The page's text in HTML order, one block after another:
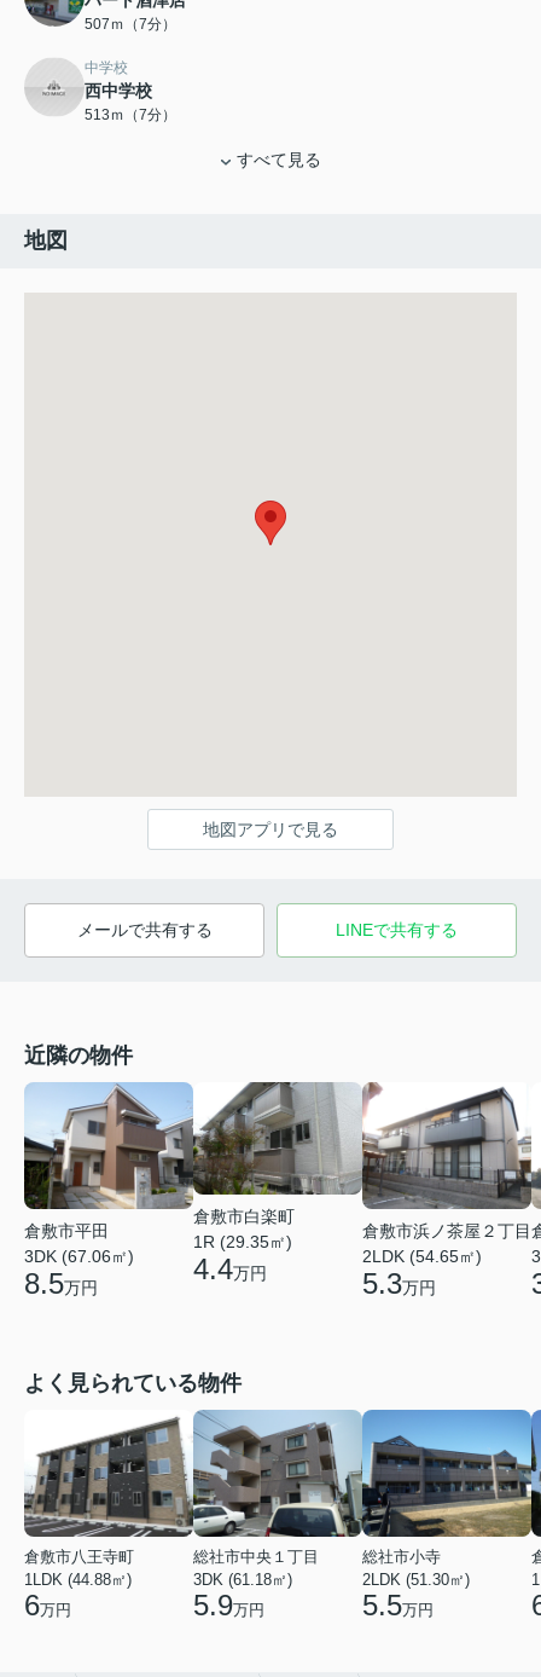
507ｍ（7分）
中学校
西中学校
513ｍ（7分）
すべて見る
地図
地図アプリで見る
メールで共有する LINEで共有する
近隣の物件
倉敷市平田
3DK (67.06㎡)
8.5万円
倉敷市白楽町
1R (29.35㎡)
4.4万円
倉敷市浜ノ茶屋２丁目
2LDK (54.65㎡)
5.3万円
よく見られている物件
倉敷市八王寺町
1LDK (44.88㎡)
6万円
総社市中央１丁目
3DK (61.18㎡)
5.9万円
総社市小寺
2LDK (51.30㎡)
5.5万円